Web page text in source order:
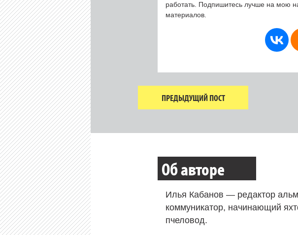
работать. Подпишитесь лучше на мою
материалов.
ПРЕДЫДУЩИЙ ПОСТ
Об авторе
Илья Кабанов — редактор
коммуникатор, начинающий
пчеловод.